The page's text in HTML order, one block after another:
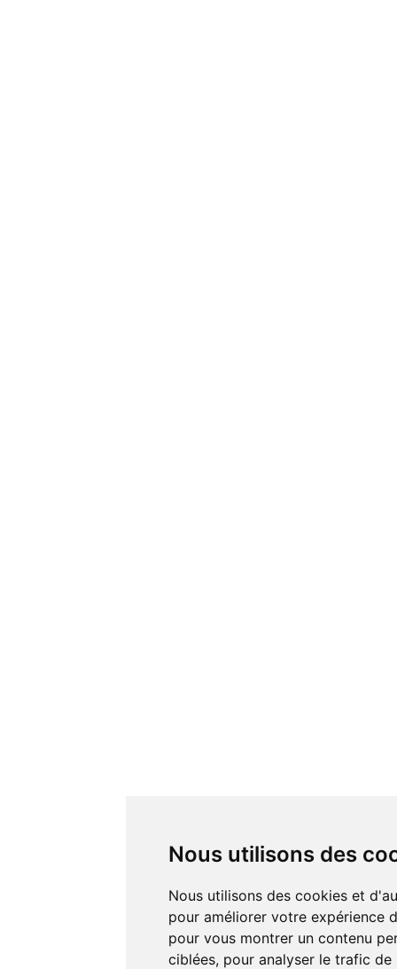
Nous utilisons des
Nous utilisons des cookies et d'autres technologies de suivi
pour améliorer votre expérience
pour vous montrer un contenu
ciblées, pour analyser le trafic